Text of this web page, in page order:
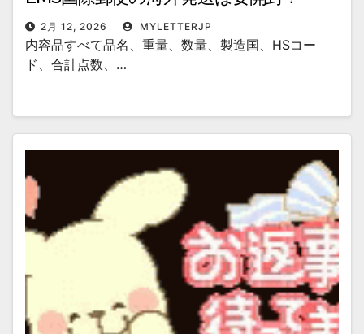
2月 12, 2026 MYLETTERJP
内容品すべて品名、重量、数量、製造国、HSコー
ド、合計点数、…